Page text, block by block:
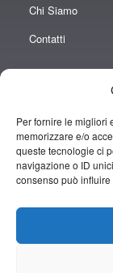
Per fornire le migliori
memorizzare e/o
queste tecnologie ci
navigazione o ID
consenso può
Chi Siamo
Contatti
“obblighi informativi
minimis ricevuti
degli aiuti di Stato di
https://www.rna.gov.it/
Copyright © 2019